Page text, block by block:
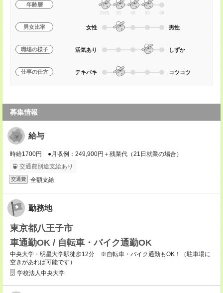
年齢層
20代 30 40 50 60
男女比率 女性 男性
職場の様子 活気あり しずか
仕事の仕方 テキパキ コツコツ
募集情報
給与
時給1700円 ●月収例：249,900円＋残業代（21日就業の場合）
交通費別途支給あり
交通費 全額支給
勤務地
東京都八王子市
車通勤OK / 自転車・バイク通勤OK
中央大学・明星大学駅徒歩12分 ※自転車・バイク通勤もOK！（駐車場に
空きがあれば可能です）
学校法人中央大学